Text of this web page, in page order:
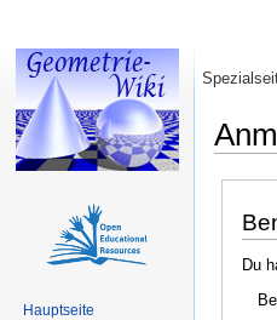
Du
Hauptseite